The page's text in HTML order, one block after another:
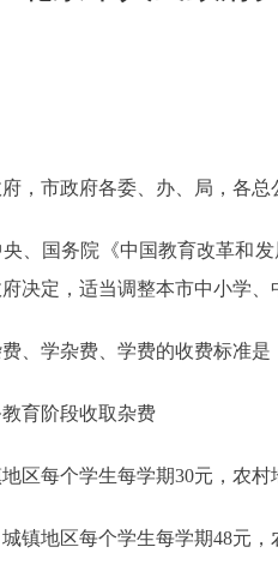
，市政府各委、办、局，各总
国务院《中国教育改革和发
决定，适当调整本市中小学
学杂费、学费的收费标准是
育阶段收取杂费
每个学生每学期30元，农村
地区每个学生每学期48元，